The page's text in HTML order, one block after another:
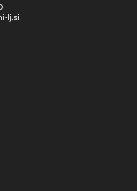
lj.si